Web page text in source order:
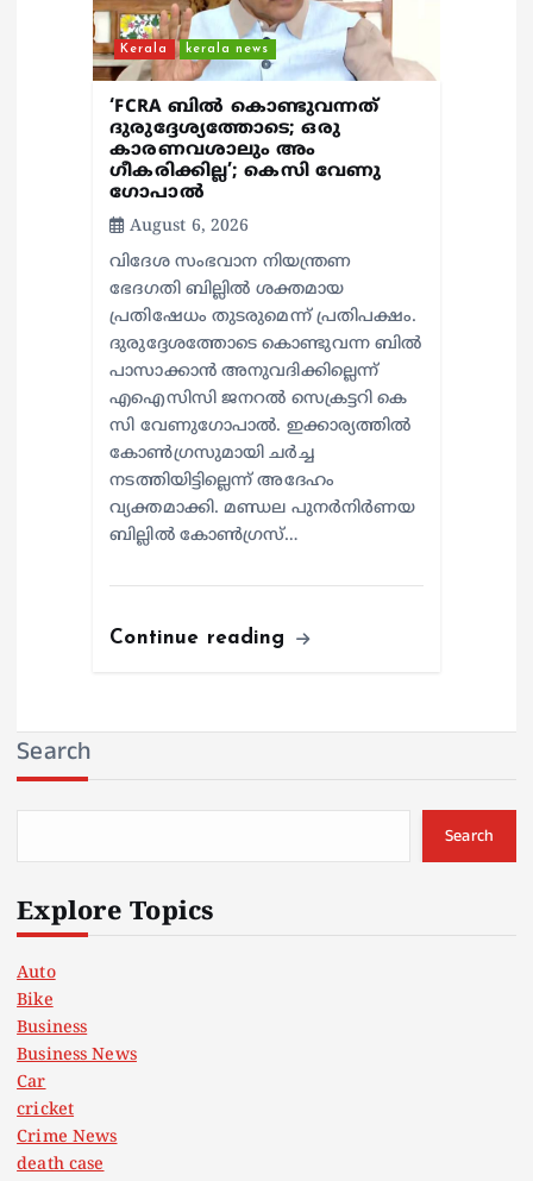
Kerala kerala news
‘FCRA ബിൽ കൊണ്ടുവന്നത്
ദുരുദ്ദേശ്യത്തോടെ; ഒരു
കാരണവശാലും അം​
ഗീകരിക്കില്ല’; കെസി വേണു​
ഗോപാൽ
August 6, 2026
വിദേശ സംഭവാന നിയന്ത്രണ
ഭേദഗതി ബില്ലിൽ ശക്തമായ
പ്രതിഷേധം തുടരുമെന്ന് പ്രതിപക്ഷം.
ദുരുദ്ദേശത്തോടെ കൊണ്ടുവന്ന ബിൽ
പാസാക്കാൻ അനുവദിക്കില്ലെന്ന്
എഐസിസി ജനറൽ സെക്രട്ടറി കെ
സി വേണുഗോപാൽ. ഇക്കാര്യത്തിൽ
കോൺഗ്രസുമായി ചർച്ച
നടത്തിയിട്ടില്ലെന്ന് അദേഹം
വ്യക്തമാക്കി. മണ്ഡല പുനർനിർണയ
ബില്ലിൽ കോൺഗ്രസ്…
Continue reading
Search
Search
Explore Topics
Auto
Bike
Business
Business News
Car
cricket
Crime News
death case